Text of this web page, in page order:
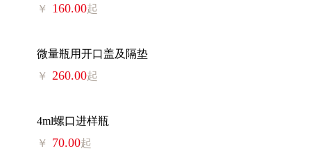
￥ 160.00起
微量瓶用开口盖及隔垫
￥ 260.00起
4ml螺口进样瓶
￥ 70.00起